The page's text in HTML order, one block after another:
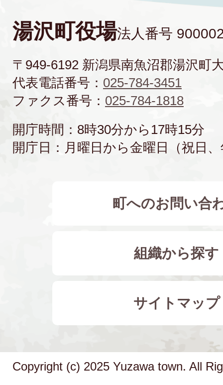
湯沢町役場法人番号
〒949-6192 新潟県南魚沼郡湯沢町
代表電話番号： 025-784-3451
ファクス番号： 025-784-1818
開庁時間：8時30分から17時15分
開庁日：月曜日から金曜日（祝日
町へのお問い合
組織から探す
サイトマップ
Copyright (c) 2025 Yuzawa town. All